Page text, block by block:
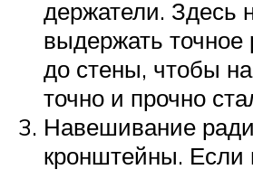
держатели. Здесь
выдержать точное
до стены, чтобы
точно и прочно
Навешивание
кронштейны. Если